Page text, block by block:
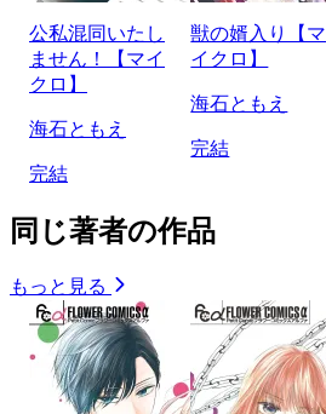
公私混同いたし
ません！【マイ
クロ】
海石ともえ
完結
獣の婿入り【マ
イクロ】
海石ともえ
完結
同じ著者の作品
もっと見る